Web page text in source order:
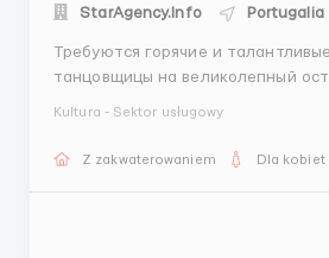
StarAgency.Info Portugalia
Требуются горячие и
танцовщицы на великолепный
Мечтаете о захватывающей
свои навыки танца на одном из
Kultura - Sektor usługowy
Z zakwaterowaniem Dla kobiet